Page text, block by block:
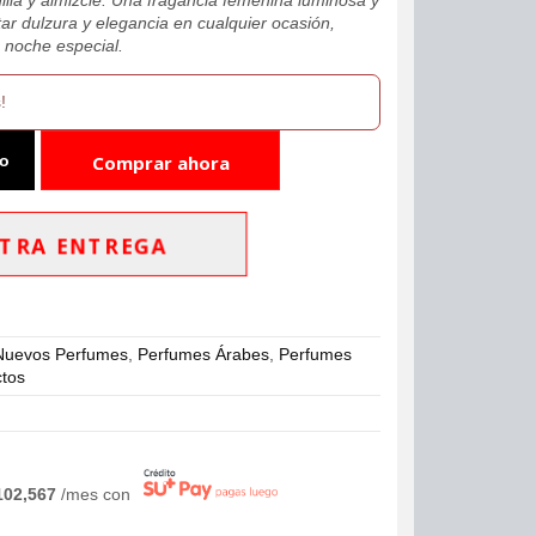
dulzura y elegancia en cualquier ocasión,
especial.
Comprar ahora
ENTREGA
Perfumes Perfumes Árabes Perfumes
/mes con